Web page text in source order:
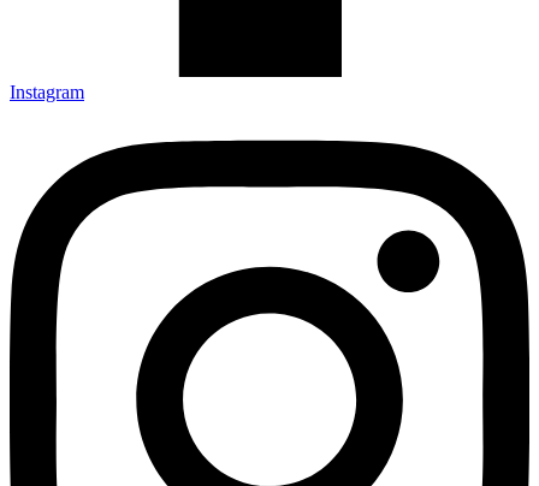
Instagram